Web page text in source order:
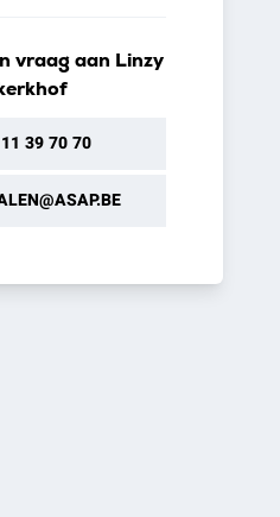
vraag aan Linzy
39 70 70